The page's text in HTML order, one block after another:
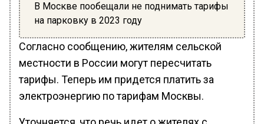
В Москве пообещали не поднимать тарифы
на парковку в 2023 году
Согласно сообщению, жителям сельской
местности в России могут пересчитать
тарифы. Теперь им придется платить за
электроэнергию по тарифам Москвы.